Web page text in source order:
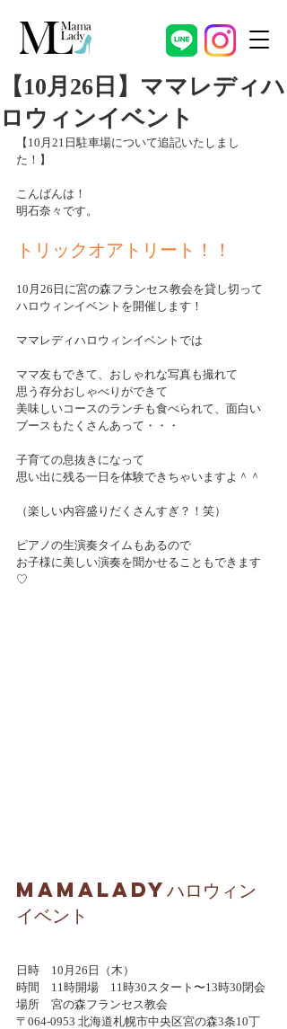
【10月26日】ママレディハ
ロウィンイベント
【10月21日駐車場について追記いたしまし
た！】
こんばんは！
明石奈々です。
トリックオアトリート！！
10月26日に宮の森フランセス教会を貸し切って
ハロウィンイベントを開催します！
ママレディハロウィンイベントでは
ママ友もできて、おしゃれな写真も撮れて
思う存分おしゃべりができて
美味しいコースのランチも食べられて、面白い
ブースもたくさんあって・・・
子育ての息抜きになって
思い出に残る一日を体験できちゃいますよ＾＾
（楽しい内容盛りだくさんすぎ？！笑）
ピアノの生演奏タイムもあるので
お子様に美しい演奏を聞かせることもできます
♡
MamaLadyハロウィン
イベント
日時　10月26日（木）
時間　11時開場　11時30スタート〜13時30閉会
場所　宮の森フランセス教会
〒064-0953 北海道札幌市中央区宮の森3条10丁